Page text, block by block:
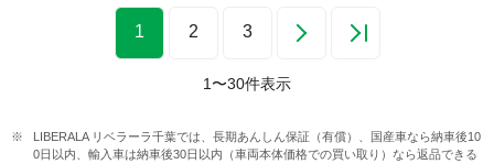
1 2 3
1 〜30件表示
LIBERALA リベラーラ千葉では、長期あんしん保証（有償）、国産車なら納車後10
0日以内、輸入車は納車後30日以内（車両本体価格での買い取り）なら返品できる